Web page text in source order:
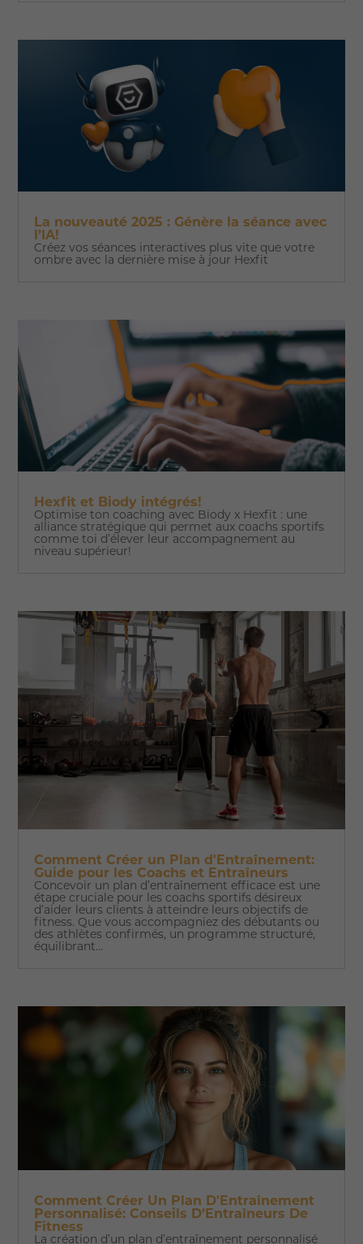
La nouveauté 2025 : Génère la séance avec
l’IA!
Créez vos séances interactives plus vite que votre
ombre avec la dernière mise à jour Hexfit
Hexfit et Biody intégrés!
Optimise ton coaching avec Biody x Hexfit : une
alliance stratégique qui permet aux coachs sportifs
comme toi d’élever leur accompagnement au
niveau supérieur!
Comment Créer un Plan d'Entraînement:
Guide pour les Coachs et Entraîneurs
Concevoir un plan d’entraînement efficace est une
étape cruciale pour les coachs sportifs désireux
d’aider leurs clients à atteindre leurs objectifs de
fitness. Que vous accompagniez des débutants ou
des athlètes confirmés, un programme structuré,
équilibrant...
Comment Créer Un Plan D'Entraînement
Personnalisé: Conseils D’Entraîneurs De
Fitness
La création d’un plan d’entraînement personnalisé